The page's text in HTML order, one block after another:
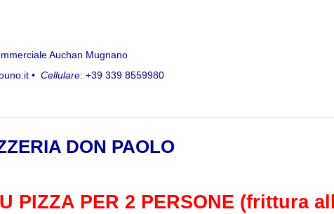
Auchan Mugnano
• Cellulare: +39 339 8559980
DON PAOLO
PIZZA PER 2 PERSONE (frittura